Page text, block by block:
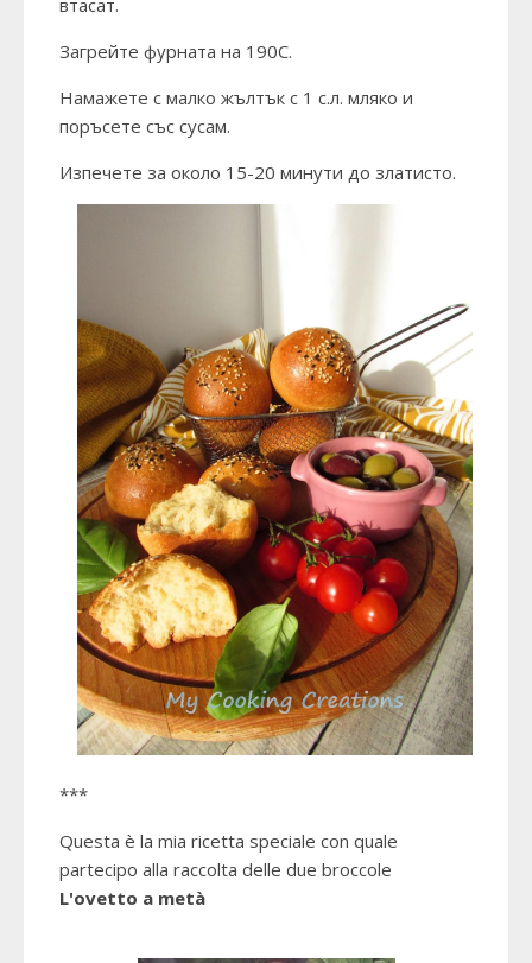
втасат.
Загрейте фурната на 190С.
Намажете с малко жълтък с 1 с.л. мляко и
поръсете със сусам.
Изпечете за около 15-20 минути до златисто.
***
Questa è la mia ricetta speciale con quale
partecipo alla raccolta delle due broccole
L'ovetto a metà